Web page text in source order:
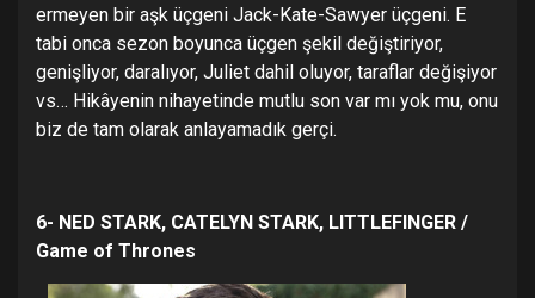
ermeyen bir aşk üçgeni Jack-Kate-Sawyer üçgeni. E
tabi onca sezon boyunca üçgen şekil değiştiriyor,
genişliyor, daralıyor, Juliet dahil oluyor, taraflar değişiyor
vs… Hikâyenin nihayetinde mutlu son var mı yok mu, onu
biz de tam olarak anlayamadık gerçi.
6- NED STARK, CATELYN STARK, LITTLEFINGER /
Game of Thrones